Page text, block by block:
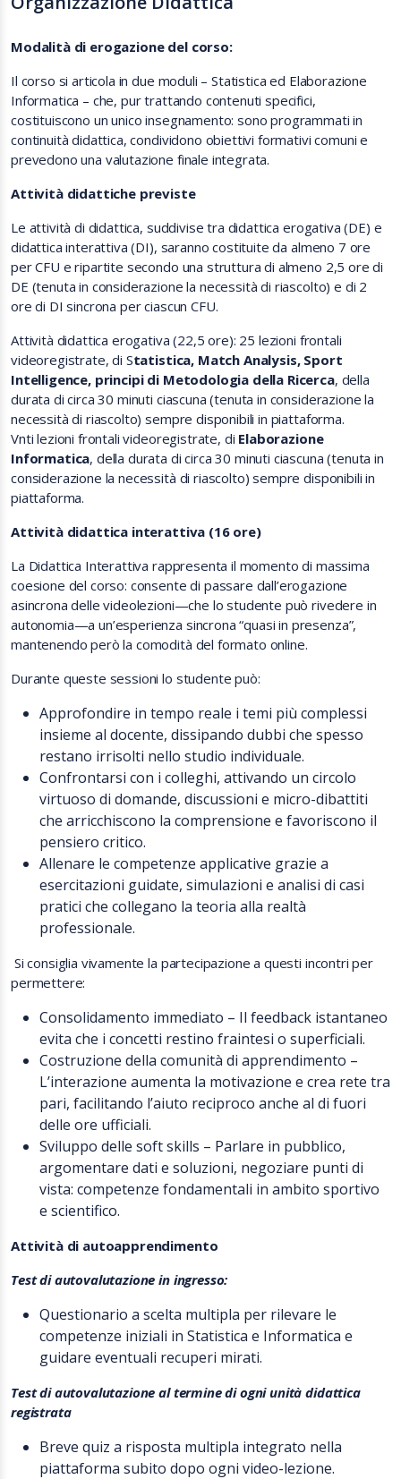
Modalità di erogazione del corso:
Il corso si articola in due moduli – Statistica ed Elaborazione
Informatica – che, pur trattando contenuti specifici,
costituiscono un unico insegnamento: sono programmati in
continuità didattica, condividono obiettivi formativi comuni e
prevedono una valutazione finale integrata.
Attività didattiche previste
Le attività di didattica, suddivise tra didattica erogativa (DE) e
didattica interattiva (DI), saranno costituite da almeno 7 ore
per CFU e ripartite secondo una struttura di almeno 2,5 ore di
DE (tenuta in considerazione la necessità di riascolto) e di 2
ore di DI sincrona per ciascun CFU.
Attività didattica erogativa (22,5 ore): 25 lezioni frontali
videoregistrate, di Statistica, Match Analysis, Sport
Intelligence, principi di Metodologia della Ricerca, della
durata di circa 30 minuti ciascuna (tenuta in considerazione la
necessità di riascolto) sempre disponibili in piattaforma.
Vnti lezioni frontali videoregistrate, di Elaborazione
Informatica, della durata di circa 30 minuti ciascuna (tenuta in
considerazione la necessità di riascolto) sempre disponibili in
piattaforma.
Attività didattica interattiva (16 ore)
La Didattica Interattiva rappresenta il momento di massima
coesione del corso: consente di passare dall’erogazione
asincrona delle videolezioni—che lo studente può rivedere in
autonomia—a un’esperienza sincrona “quasi in presenza”,
mantenendo però la comodità del formato online.
Durante queste sessioni lo studente può:
Approfondire in tempo reale i temi più complessi
insieme al docente, dissipando dubbi che spesso
restano irrisolti nello studio individuale.
Confrontarsi con i colleghi, attivando un circolo
virtuoso di domande, discussioni e micro-dibattiti
che arricchiscono la comprensione e favoriscono il
pensiero critico.
Allenare le competenze applicative grazie a
esercitazioni guidate, simulazioni e analisi di casi
pratici che collegano la teoria alla realtà
professionale.
Si consiglia vivamente la partecipazione a questi incontri per
permettere:
Consolidamento immediato – Il feedback istantaneo
evita che i concetti restino fraintesi o superficiali.
Costruzione della comunità di apprendimento –
L’interazione aumenta la motivazione e crea rete tra
pari, facilitando l’aiuto reciproco anche al di fuori
delle ore ufficiali.
Sviluppo delle soft skills – Parlare in pubblico,
argomentare dati e soluzioni, negoziare punti di
vista: competenze fondamentali in ambito sportivo
e scientifico.
Attività di autoapprendimento
Test di autovalutazione in ingresso:
Questionario a scelta multipla per rilevare le
competenze iniziali in Statistica e Informatica e
guidare eventuali recuperi mirati.
Test di autovalutazione al termine di ogni unità didattica
registrata
Breve quiz a risposta multipla integrato nella
piattaforma subito dopo ogni video-lezione.